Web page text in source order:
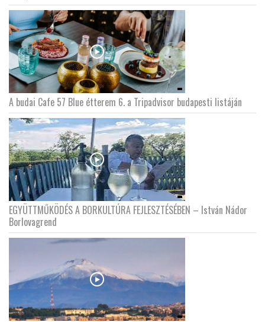
A budai Cafe 57 Blue étterem 6. a Tripadvisor budapesti listáján
EGYÜTTMŰKÖDÉS A BORKULTÚRA FEJLESZTÉSÉBEN – István Nádor
Borlovagrend